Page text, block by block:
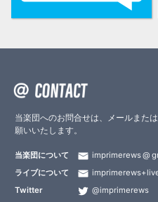
当楽団へのお問合せは、メールまた
願いいたします。
当楽団について imprimerews
ライブについて
Twitter
@imprimerews